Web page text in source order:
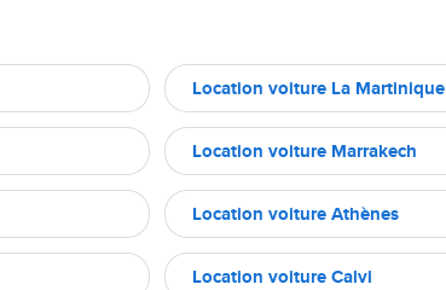
Location voiture La Martinique
Location voiture Marrakech
Location voiture Athènes
Location voiture Calvi